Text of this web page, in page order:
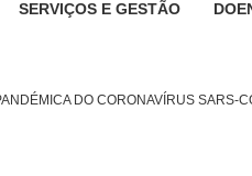
SERVIÇOS E GESTÃO
DO CORONAVÍRUS SARS-